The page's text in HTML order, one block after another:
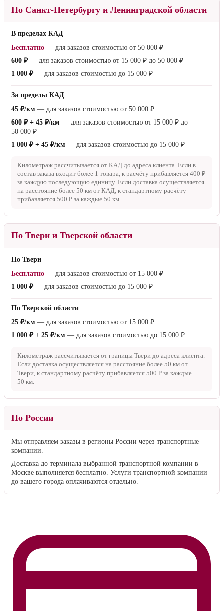
По Санкт-Петербургу и Ленинградской области
В пределах КАД
Бесплатно — для заказов стоимостью от 50 000 ₽
600 ₽— для заказов стоимостью от 15 000 ₽ до 50 000 ₽
1 000 ₽— для заказов стоимостью до 15 000 ₽
За пределы КАД
45 ₽/км — для заказов стоимостью от 50 000 ₽
600 ₽ + 45 ₽/км — для заказов стоимостью от 15 000 ₽ до
50 000 ₽
1 000 ₽ + 45 ₽/км — для заказов стоимостью до 15 000 ₽
Километраж рассчитывается от КАД до адреса клиента. Если в
состав заказа входит более 1 товара, к расчёту прибавляется 400 ₽
за каждую последующую единицу. Если доставка осуществляется
на расстояние более 50 км от КАД, к стандартному расчёту
прибавляется 500 ₽ за каждые 50 км.
По Твери и Тверской области
По Твери
Бесплатно — для заказов стоимостью от 15 000 ₽
1 000 ₽— для заказов стоимостью до 15 000 ₽
По Тверской области
25 ₽/км — для заказов стоимостью от 15 000 ₽
1 000 ₽ + 25 ₽/км — для заказов стоимостью до 15 000 ₽
Километраж рассчитывается от границы Твери до адреса клиента.
Если доставка осуществляется на расстояние более 50 км от
Твери, к стандартному расчёту прибавляется 500 ₽ за каждые
50 км.
По России
Мы отправляем заказы в регионы России через транспортные
компании.
Доставка до терминала выбранной транспортной компании в
Москве выполняется бесплатно. Услуги транспортной компании
до вашего города оплачиваются отдельно.